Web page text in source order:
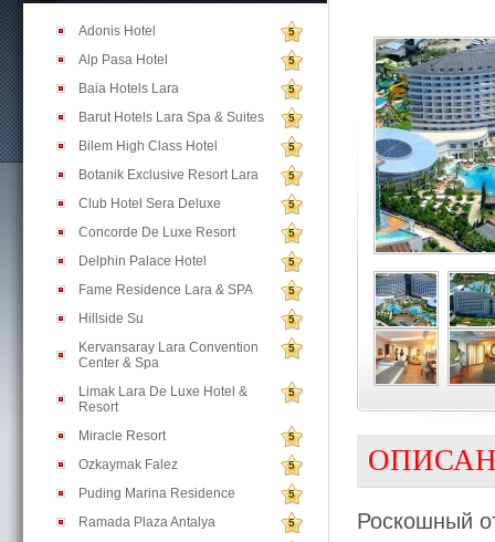
Adonis Hotel 5
Alp Pasa Hotel 5
Baia Hotels Lara 5
Barut Hotels Lara Spa & Suites 5
Bilem High Class Hotel 5
Botanik Exclusive Resort Lara 5
Club Hotel Sera Deluxe 5
Concorde De Luxe Resort 5
Delphin Palace Hotel 5
Fame Residence Lara & SPA 5
Hillside Su 5
Kervansaray Lara Convention
Center & Spa
5
Limak Lara De Luxe Hotel &
Resort
5
Miracle Resort 5
Ozkaymak Falez 5
Puding Marina Residence 5
Ramada Plaza Antalya 5
Роскошный